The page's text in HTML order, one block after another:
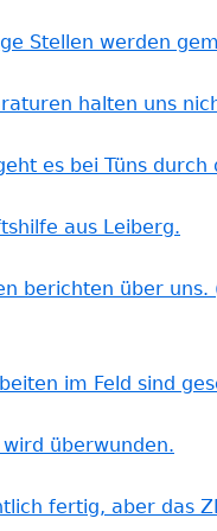
Stellen werden
halten uns
es bei Tüns durch
aus Leiberg.
berichten über uns.
im Feld sind
überwunden.
fertig, aber das